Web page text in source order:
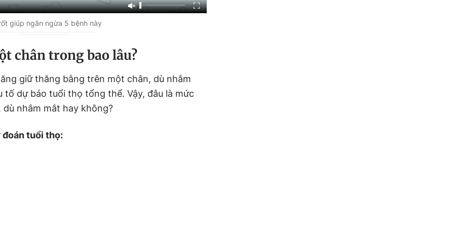
giúp ngăn ngừa 5 bệnh này
chân trong bao lâu?
giữ thăng bằng trên một chân, dù nhắm
tố dự báo tuổi thọ tổng thể. Vậy, đâu là mức
nhắm mắt hay không?
đoán tuổi thọ: